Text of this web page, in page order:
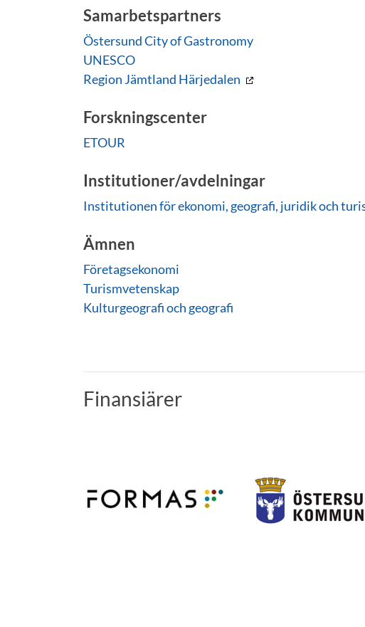
Samarbetspartners
Östersund City of Gastronomy
UNESCO
Region Jämtland Härjedalen
Forskningscenter
ETOUR
Institutioner/avdelningar
Institutionen för ekonomi, geografi, juridik och
Ämnen
Företagsekonomi
Turismvetenskap
Kulturgeografi och geografi
Finansiärer